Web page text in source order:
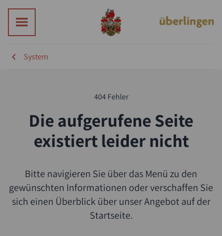
System
404 Fehler
Die aufgerufene Seite
existiert leider nicht
Bitte navigieren Sie über das Menü zu den
gewünschten Informationen oder verschaffen Sie
sich einen Überblick über unser Angebot auf der
Startseite.